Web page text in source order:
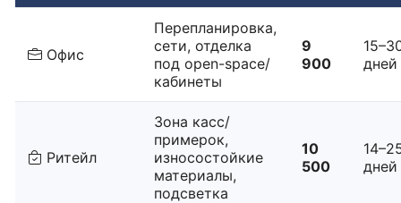
Офис
Перепланировка,
сети, отделка
под open-space/
кабинеты
9
900
дней
Ритейл
Зона касс/
примерок,
износостойкие
материалы,
подсветка
10
500
дней